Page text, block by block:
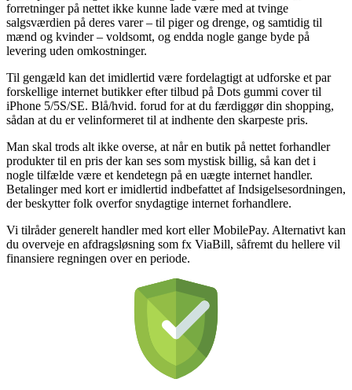
forretninger på nettet ikke kunne lade være med at tvinge
salgsværdien på deres varer – til piger og drenge, og samtidig til
mænd og kvinder – voldsomt, og endda nogle gange byde på
levering uden omkostninger.
Til gengæld kan det imidlertid være fordelagtigt at udforske et par
forskellige internet butikker efter tilbud på Dots gummi cover til
iPhone 5/5S/SE. Blå/hvid. forud for at du færdiggør din shopping,
sådan at du er velinformeret til at indhente den skarpeste pris.
Man skal trods alt ikke overse, at når en butik på nettet forhandler
produkter til en pris der kan ses som mystisk billig, så kan det i
nogle tilfælde være et kendetegn på en uægte internet handler.
Betalinger med kort er imidlertid indbefattet af Indsigelsesordningen,
der beskytter folk overfor snydagtige internet forhandlere.
Vi tilråder generelt handler med kort eller MobilePay. Alternativt kan
du overveje en afdragsløsning som fx ViaBill, såfremt du hellere vil
finansiere regningen over en periode.